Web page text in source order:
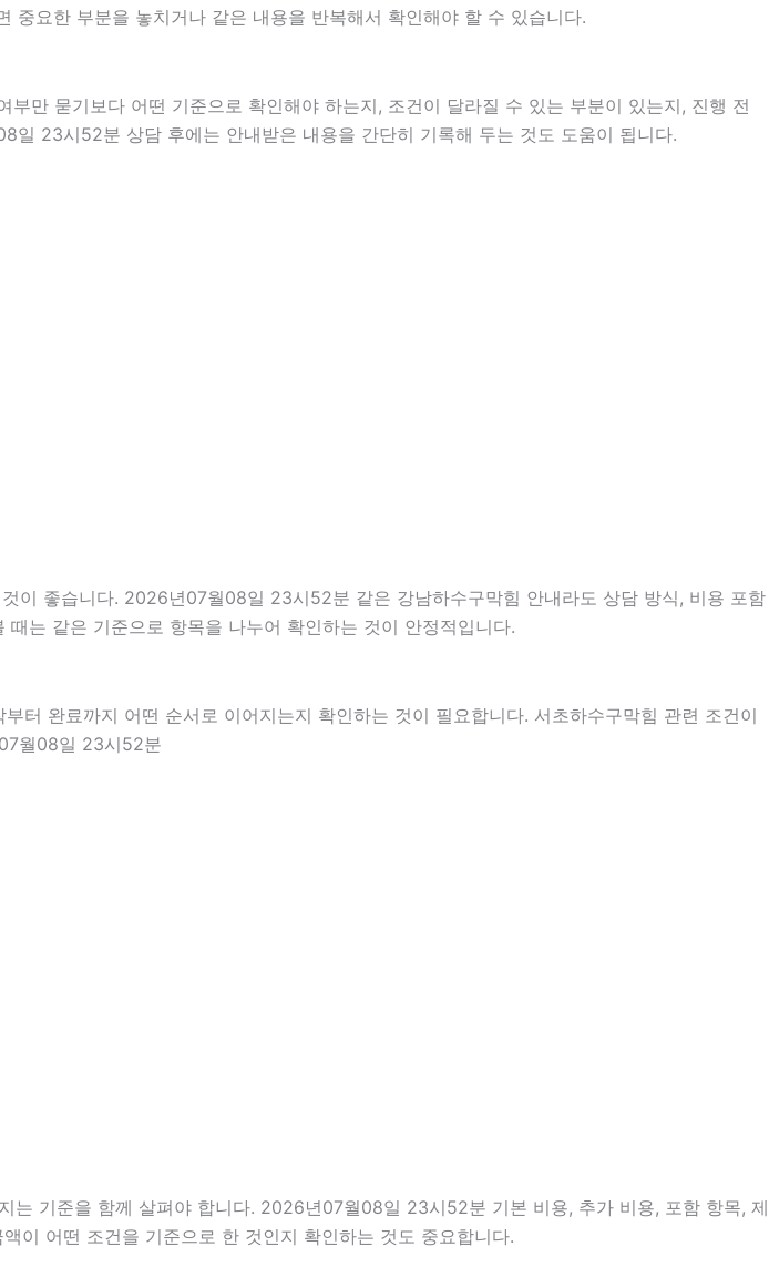
요한 부분을 놓치거나 같은 내용을 반복해서 확인해야 할 수 있습니다.
만 묻기보다 어떤 기준으로 확인해야 하는지, 조건이 달라질 수 있는 부분이 있는지, 진행 전
23시52분 상담 후에는 안내받은 내용을 간단히 기록해 두는 것도 도움이 됩니다.
이 좋습니다. 2026년07월08일 23시52분 같은 강남하수구막힘 안내라도 상담 방식, 비용 포함
는 같은 기준으로 항목을 나누어 확인하는 것이 안정적입니다.
터 완료까지 어떤 순서로 이어지는지 확인하는 것이 필요합니다. 서초하수구막힘 관련 조건이
월08일 23시52분
는 기준을 함께 살펴야 합니다. 2026년07월08일 23시52분 기본 비용, 추가 비용, 포함 항목, 제
이 어떤 조건을 기준으로 한 것인지 확인하는 것도 중요합니다.